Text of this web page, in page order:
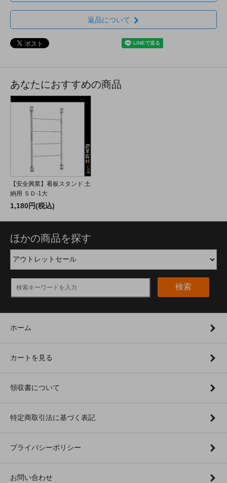
返品について
あなたにおすすめの商品
【安全興業】看板スタンド 土
納用 ＳＤ-1大
1,180円(税込)
ほかの商品を探す
検索
ホーム
カートを見る
領収書について
特定商取引法に基づく表記
プライバシーポリシー
お問い合わせ